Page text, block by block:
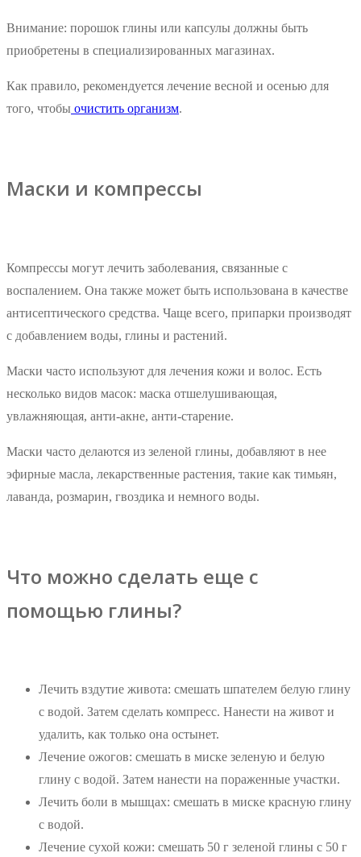
Внимание: порошок глины или капсулы должны быть
приобретены в специализированных магазинах.
Как правило, рекомендуется лечение весной и осенью для
того, чтобы очистить организм.
Маски и компрессы
Компрессы могут лечить заболевания, связанные с
воспалением. Она также может быть использована в качестве
антисептического средства. Чаще всего, припарки производят
с добавлением воды, глины и растений.
Маски часто используют для лечения кожи и волос. Есть
несколько видов масок: маска отшелушивающая,
увлажняющая, анти-акне, анти-старение.
Маски часто делаются из зеленой глины, добавляют в нее
эфирные масла, лекарственные растения, такие как тимьян,
лаванда, розмарин, гвоздика и немного воды.
Что можно сделать еще с
помощью глины?
Лечить вздутие живота: смешать шпателем белую глину
с водой. Затем сделать компресс. Нанести на живот и
удалить, как только она остынет.
Лечение ожогов: смешать в миске зеленую и белую
глину с водой. Затем нанести на пораженные участки.
Лечить боли в мышцах: смешать в миске красную глину
с водой.
Лечение сухой кожи: смешать 50 г зеленой глины с 50 г